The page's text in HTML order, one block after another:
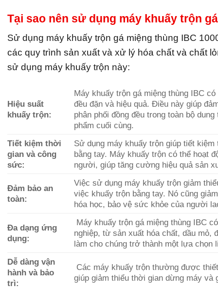
Tại sao nên sử dụng máy khuấy trộn
Sử dụng máy khuấy trộn gá miệng thùng IBC
các quy trình sản xuất và xử lý hóa chất và chất
sử dụng máy khuấy trộn này:
Hiệu suất
khuấy trộn:
Máy khuấy trộn gá miệng thùng IBC
đều đặn và hiệu quả. Điều này giúp
phân phối đồng đều trong toàn bộ
phẩm cuối cùng.
Tiết kiệm thời
gian và công
sức:
Sử dụng máy khuấy trộn giúp tiết
bằng tay. Máy khuấy trộn có thể hoạt
người, giúp tăng cường hiệu quả sản
Đảm bảo an
toàn:
Việc sử dụng máy khuấy trộn giảm
việc khuấy trộn bằng tay. Nó cũng
hóa học, bảo vệ sức khỏe của người
Đa dạng ứng
dụng:
Máy khuấy trộn gá miệng thùng IBC
nghiệp, từ sản xuất hóa chất, dầu
làm cho chúng trở thành một lựa chọn
Dễ dàng vận
hành và bảo
trì:
Các máy khuấy trộn thường được
giúp giảm thiểu thời gian dừng máy